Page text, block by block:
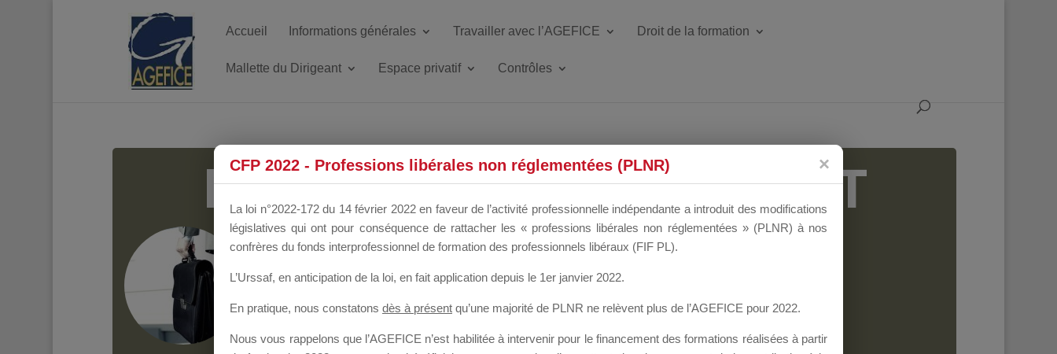
Accueil Informations générales Travailler avec l’AGEFICE Droit de la formation
Mallette du Dirigeant Espace privatif Contrôles
MALLETTE DU DIRIGEANT
Groupe Public il y a un mois
CFP 2022 - Professions libérales non réglementées (PLNR)
La loi n°2022-172 du 14 février 2022 en faveur de l’activité professionnelle indépendante a introduit des modifications
législatives qui ont pour conséquence de rattacher les « professions libérales non réglementées » (PLNR) à nos
confrères du fonds interprofessionnel de formation des professionnels libéraux (FIF PL).
L’Urssaf, en anticipation de la loi, en fait application depuis le 1er janvier 2022.
En pratique, nous constatons dès à présent qu’une majorité de PLNR ne relèvent plus de l’AGEFICE pour 2022.
Nous vous rappelons que l’AGEFICE n’est habilitée à intervenir pour le financement des formations réalisées à partir